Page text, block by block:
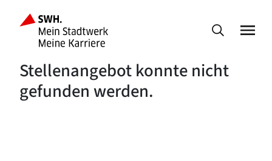
Stellenangebot konnte nicht
gefunden werden.